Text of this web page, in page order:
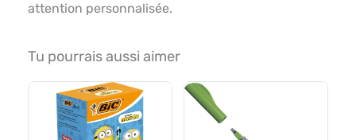
attention personnalisée.
Tu pourrais aussi aimer